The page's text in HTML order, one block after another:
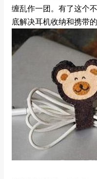
缠乱作一团。有了这个
底解决耳机收纳和携带的